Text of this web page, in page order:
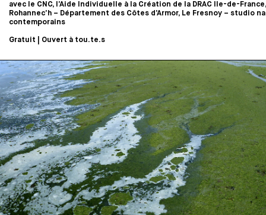
avec le CNC, l’Aide Individuelle à la Création de la DRAC Ile-de-
Rohannec’h – Département des Côtes d’Armor, Le Fresnoy – studio
contemporains
Gratuit | Ouvert à tou.te.s